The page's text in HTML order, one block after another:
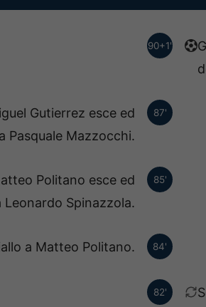
90+1'
87'
Gutierrez esce ed
Pasquale Mazzocchi.
85'
Politano esce ed
Leonardo Spinazzola.
84'
a Matteo Politano.
82'